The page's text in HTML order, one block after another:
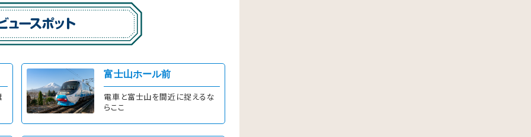
詳しくはこちら 富士山ホール前
電車と富士山を間近に捉えるな
らここ